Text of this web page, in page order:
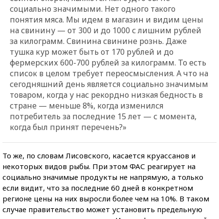
социально значимыми. Нет одного такого
понятия мяса. Мы идем в магазин и видим цены
на свинину — от 300 и до 1000 с лишним рублей
за килограмм. Свинина свинине рознь. Даже
тушка кур может быть от 170 рублей и до
фермерских 600-700 рублей за килограмм. То есть
список в целом требует переосмысления. А что на
сегодняшний день является социально значимым
товаром, когда у нас рекордно низкая бедность в
стране — меньше 8%, когда изменился
потребитель за последние 15 лет — с момента,
когда был принят перечень?»
То же, по словам Лисовского, касается круассанов и
некоторых видов рыбы. При этом ФАС реагирует на
социально значимые продукты не напрямую, а только
если видит, что за последние 60 дней в конкретном
регионе цены на них выросли более чем на 10%. В таком
случае правительство может установить предельную